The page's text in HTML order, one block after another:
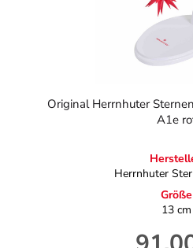
Original Herrnhuter
A1e
Herrnhuter
Größe
13 cm